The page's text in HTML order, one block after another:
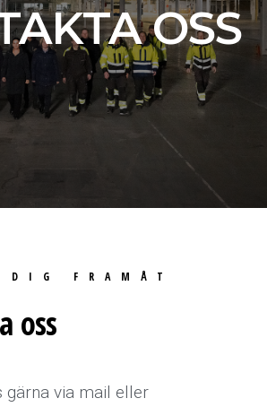
OSS
FRAMÅT
oss
gärna via mail eller